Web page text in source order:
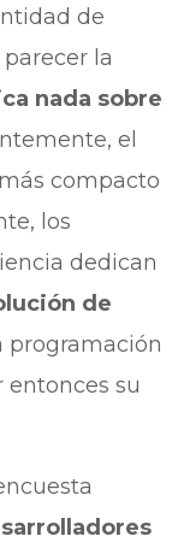
de
la
nada sobre
el
compacto
los
dedican
de
programación
su